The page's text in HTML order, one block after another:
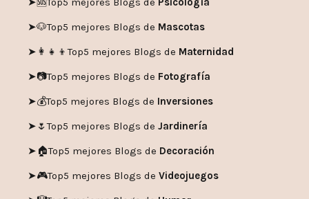
➤🐶Top5 mejores Blogs de Mascotas
➤👩‍👧‍👦Top5 mejores Blogs de Maternidad
➤📷Top5 mejores Blogs de Fotografía
➤💰Top5 mejores Blogs de Inversiones
➤🌷Top5 mejores Blogs de Jardinería
➤🏠Top5 mejores Blogs de Decoración
➤🎮Top5 mejores Blogs de Videojuegos